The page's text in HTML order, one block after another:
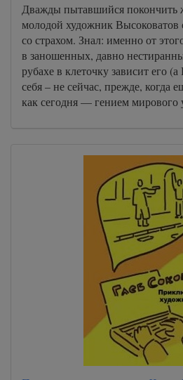
Дважды пытавшийся покончить
молодой художник Высоковатов
со страхом. Знал: именно от
в заношенных, давно
рубахе в клеточку зависит его
себя – не сейчас, прежде, когда
как сегодня — гением мирового